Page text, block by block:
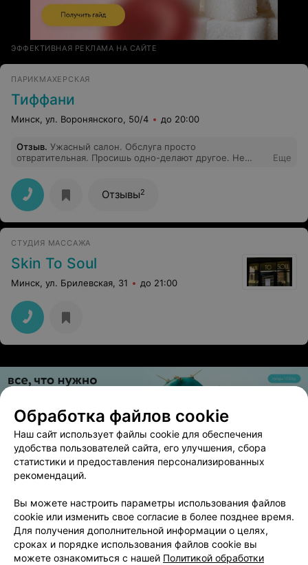
ЭФФЕКТИВНАЯ РЕКЛАМА НА САЙТЕ
ПАРИКМАХЕРСКАЯ
Тиффани
Минск, ул. Воронянского, 50/4 до 20:00
Отзыв. Ужасный салон. Обслуга просто
отвратительная. Просишь одно-делают другое. Не
Еще
Отзывы2
СТУДИЯ МАССАЖА
Skin To Soul
Минск, ул. Брилевская, 31 до 21:00
ЭФФЕКТИВНАЯ РЕКЛАМА НА САЙТЕ
Психолог Горбарчук Сергей
Обработка файлов cookie
Наш сайт использует файлы cookie для обеспечения
удобства пользователей сайта, его улучшения, сбора
статистики и предоставления персонализированных
рекомендаций.
Вы можете настроить параметры использования файлов
cookie или изменить свое согласие в более позднее время.
Для получения дополнительной информации о целях,
сроках и порядке использования файлов cookie вы
можете ознакомиться с нашей Политикой обработки